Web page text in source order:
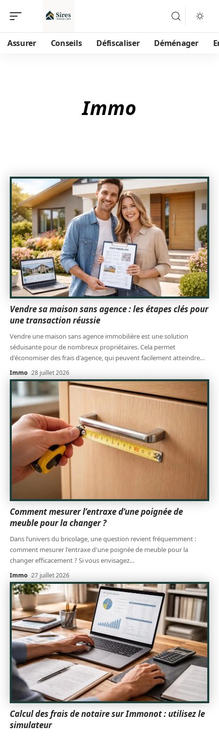
Assurer Conseils Défiscaliser Déménager
Immo
Vendre sa maison sans agence : les étapes clés pour
une transaction réussie
Vendre une maison sans agence immobilière est une solution
séduisante pour de nombreux propriétaires. Cela permet
d'économiser des frais d'agence, qui peuvent facilement atteindre…
Immo 28 juillet 2026
Comment mesurer l’entraxe d’une poignée de
meuble pour la changer ?
Dans l’univers du bricolage, une question revient fréquemment :
comment mesurer l'entraxe d'une poignée de meuble pour la
changer efficacement ? Si vous envisagez…
Immo 27 juillet 2026
Calcul des frais de notaire sur Immonot : utilisez le
simulateur